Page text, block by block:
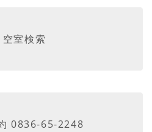
空室検索
0836-65-2248